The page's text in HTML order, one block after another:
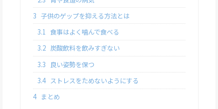
3 子供のゲップを抑える方法とは
3.1 食事はよく噛んで食べる
3.2 炭酸飲料を飲みすぎない
3.3
良い姿勢を保つ
3.4 ストレスをためないようにする
4
まとめ